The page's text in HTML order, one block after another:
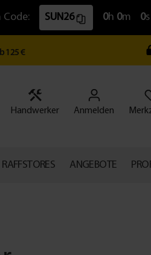
SUN26 0h 0m 0s
125 €
Handwerker Anmelden
RAFFSTORES ANGEBOTE